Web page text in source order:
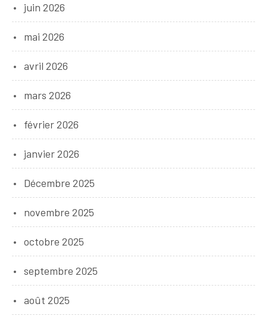
juin 2026
mai 2026
avril 2026
mars 2026
février 2026
janvier 2026
Décembre 2025
novembre 2025
octobre 2025
septembre 2025
août 2025